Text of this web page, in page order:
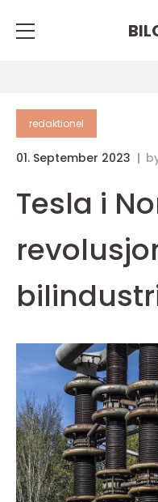
redaktionel
01. September 2023
Tesla i